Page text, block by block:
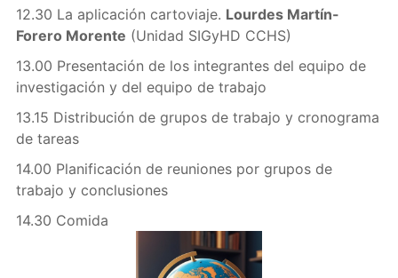
12.30 La aplicación cartoviaje. Lourdes Martín-
Forero Morente (Unidad SIGyHD CCHS)
13.00 Presentación de los integrantes del equipo de
investigación y del equipo de trabajo
13.15 Distribución de grupos de trabajo y cronograma
de tareas
14.00 Planificación de reuniones por grupos de
trabajo y conclusiones
14.30 Comida